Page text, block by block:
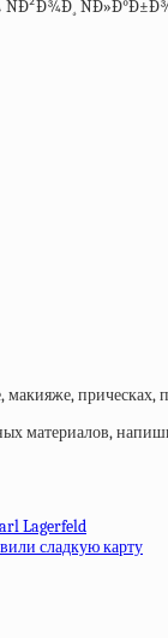
макияже,
материалов,
Lagerfeld
сладкую карту